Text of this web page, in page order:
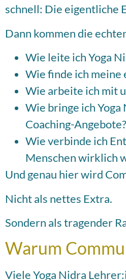
schnell: Die eigentliche
Dann kommen die
Wie leite ich Yoga
Wie finde ich meine
Wie arbeite ich mit
Wie bringe ich
Coaching-Angebote?
Wie verbinde ich
Menschen wirklich
Und genau hier wird
Nicht als nettes Extra.
Sondern als tragender
Warum
Viele Yoga Nidra